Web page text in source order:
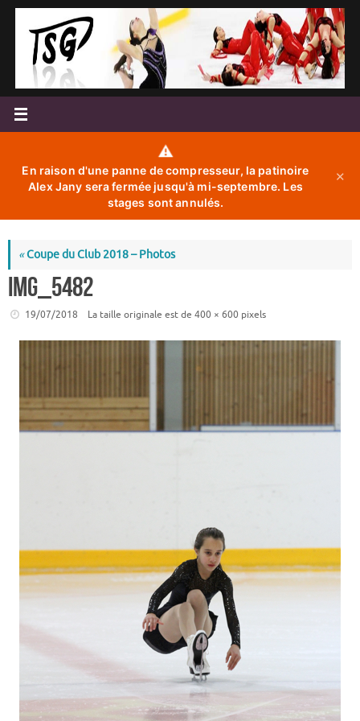
Passer
contenu
⚠️
En raison d'une panne de compresseur, la patinoire
Alex Jany sera fermée jusqu'à mi-septembre. Les
stages sont annulés.
✕
«Coupe du Club 2018 – Photos
IMG_5482
19/07/2018 La taille originale est de 400 × 600 pixels